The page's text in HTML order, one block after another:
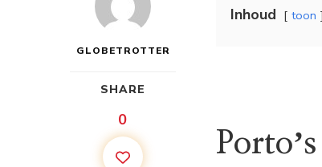
GLOBETROTTER
SHARE
0
Inhoud toon